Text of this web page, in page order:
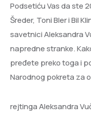
Podsetiću Vas da ste
Šreder, Toni Bler i Bil
savetnici Aleksandra
napredne stranke.
pređete preko toga i
Narodnog pokreta za
rejtinga Aleksandra